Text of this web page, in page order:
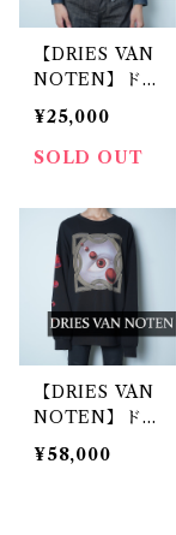
【DRIES VAN
NOTEN】ドリ
スヴァンノッテ
ン ニット切替
ショート丈デニ
ndigo
¥25,000
SOLD OUT
【DRIES VAN
NOTEN】ドリ
スヴァンノッテ
ン 18aw eye
¥58,000